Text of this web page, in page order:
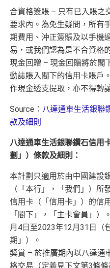
合資格簽賬 – 只有已入賬之
要求內。為免生疑問，所有
期費用、沖正簽賬及以手機
易，或我們認為是不合資格
現金回贈 – 現金回贈將於閣
動誌賬入閣下的信用卡賬戶
作現金透支提取，亦不得轉
Source： 八達通車生活銀聯
款及細則
八達通車生活銀聯鑽石信用
劃」）條款及細則：
本計劃只適用於由中國建設
（「本行」，「我們」）所
信用卡（「信用卡」）的信
「閣下」，「主卡會員」
月4日至2023年12月31日（
期」）。
獎賞 – 於推廣期內以八達通
格交易（定義見下文第3條